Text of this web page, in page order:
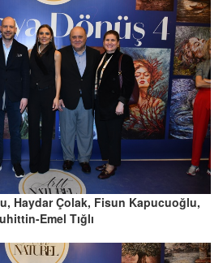
Haydar Çolak, Fisun Kapucuoğlu,
Emel Tığlı